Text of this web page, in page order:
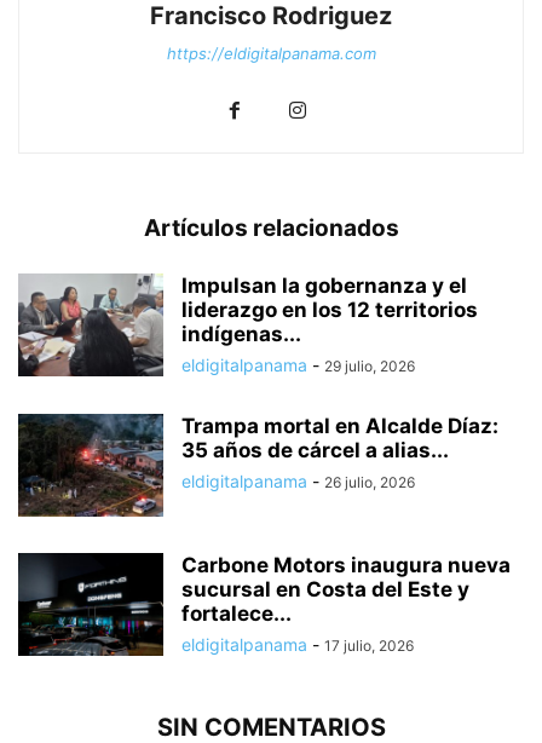
Francisco Rodriguez
https://eldigitalpanama.com
Artículos relacionados
Impulsan la gobernanza y el
liderazgo en los 12 territorios
indígenas...
eldigitalpanama - 29 julio, 2026
Trampa mortal en Alcalde Díaz:
35 años de cárcel a alias...
eldigitalpanama - 26 julio, 2026
Carbone Motors inaugura nueva
sucursal en Costa del Este y
fortalece...
eldigitalpanama - 17 julio, 2026
SIN COMENTARIOS